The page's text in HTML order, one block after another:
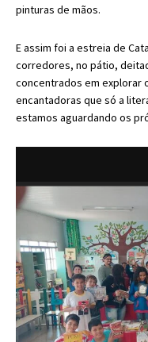
pinturas de mãos.
E assim foi a estreia de
corredores, no pátio,
concentrados em explorar
encantadoras que só a
estamos aguardando os